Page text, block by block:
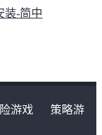
您的团队，以及
装-简中
游戏
策略游